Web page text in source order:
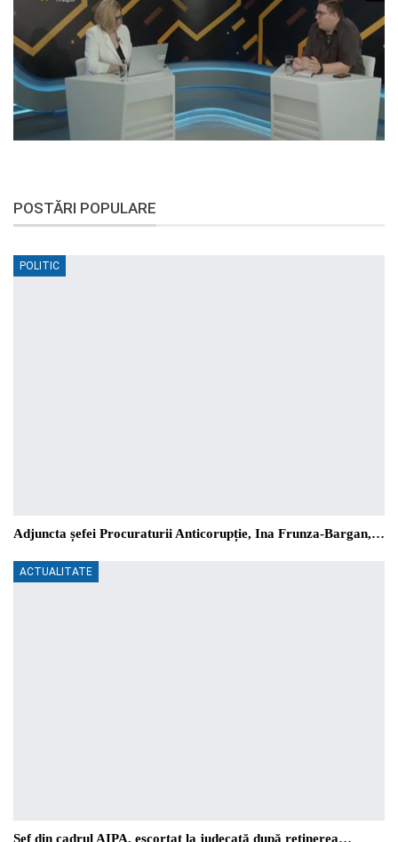
POSTĂRI POPULARE
POLITIC
Adjuncta șefei Procuraturii Anticorupție, Ina Frunza-Bargan,…
ACTUALITATE
Șef din cadrul AIPA, escortat la judecată după reținerea…